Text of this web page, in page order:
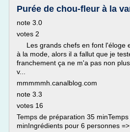
Purée de chou-fleur à la
note 3.0
votes 2
Les grands chefs en font l'éloge
à la mode, alors il a fallut que je
franchement ça ne m'a pas non
v...
mmmmmh.canalblog.com
note 3.3
votes 16
Temps de préparation 35
minIngrédients pour 6 personnes